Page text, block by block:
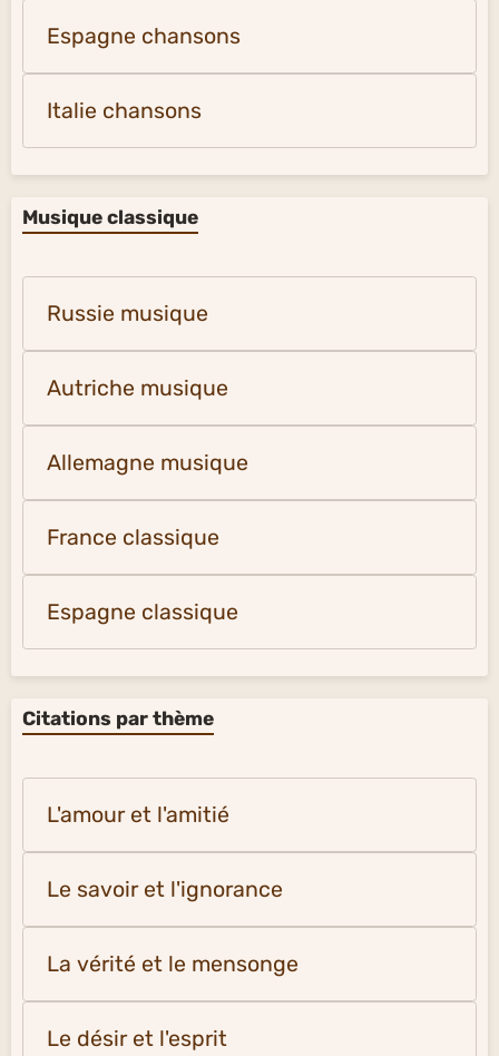
Espagne chansons
Italie chansons
Musique classique
Russie musique
Autriche musique
Allemagne musique
France classique
Espagne classique
Citations par thème
L'amour et l'amitié
Le savoir et l'ignorance
La vérité et le mensonge
Le désir et l'esprit